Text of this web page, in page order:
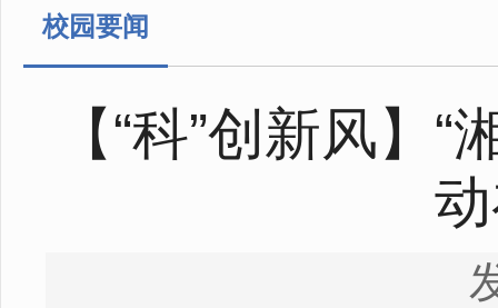
校园要闻
【“科”创新风】